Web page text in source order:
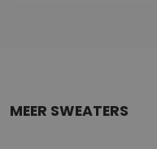
MEER SWEATERS